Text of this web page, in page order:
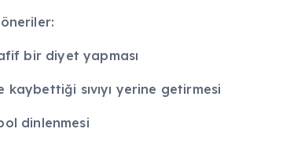
bir diyet yapması
kaybettiği sıvıyı yerine getirmesi
dinlenmesi